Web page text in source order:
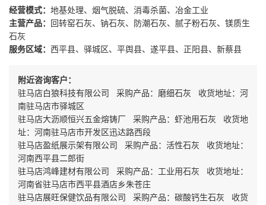
经营模式： 地基处理、烟气脱硫、消毒杀菌、冶金工业
主营产品：
回转窑石灰、钠石灰、防潮石灰、腻子粉石灰、镁质生
石灰
服务区域： 西平县、驿城区、平舆县、遂平县、正阳县、新蔡县
附近咨询客户：
驻马店白狼科技有限公司 采购产品：磨细石灰 收货地址：河
南驻马店市驿城区
驻马店大沥顺恒兴五金熔铸厂 采购产品：虾池用石灰 收货地
址：河南驻马店市开发区迅达路西段
驻马店盈纸展示架有限公司 采购产品：活性石灰 收货地址：
河南西平县二郎街
驻马店鸿峰建材有限公司 采购产品：工业用石灰 收货地址：
河南省驻马店市西平县酒店乡朱苍庄
驻马店展旺保健饮品有限公司 采购产品：碳酸钙生石灰 收货